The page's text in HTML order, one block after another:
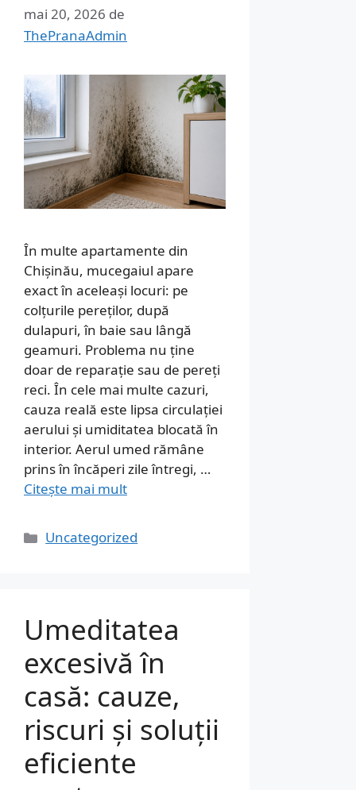
mai 20, 2026 de
ThePranaAdmin
În multe apartamente din
Chișinău, mucegaiul apare
exact în aceleași locuri: pe
colțurile pereților, după
dulapuri, în baie sau lângă
geamuri. Problema nu ține
doar de reparație sau de pereți
reci. În cele mai multe cazuri,
cauza reală este lipsa circulației
aerului și umiditatea blocată în
interior. Aerul umed rămâne
prins în încăperi zile întregi, …
Citește mai mult
Categorii
Uncategorized
Umeditatea
excesivă în
casă: cauze,
riscuri și soluții
eficiente